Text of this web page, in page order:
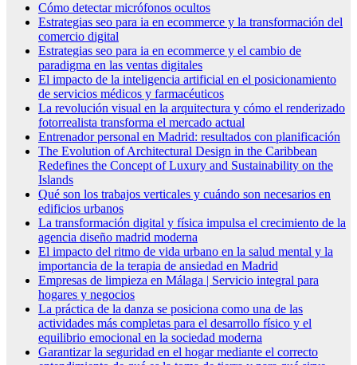
Cómo detectar micrófonos ocultos
Estrategias seo para ia en ecommerce y la transformación del
comercio digital
Estrategias seo para ia en ecommerce y el cambio de
paradigma en las ventas digitales
El impacto de la inteligencia artificial en el posicionamiento
de servicios médicos y farmacéuticos
La revolución visual en la arquitectura y cómo el renderizado
fotorrealista transforma el mercado actual
Entrenador personal en Madrid: resultados con planificación
The Evolution of Architectural Design in the Caribbean
Redefines the Concept of Luxury and Sustainability on the
Islands
Qué son los trabajos verticales y cuándo son necesarios en
edificios urbanos
La transformación digital y física impulsa el crecimiento de la
agencia diseño madrid moderna
El impacto del ritmo de vida urbano en la salud mental y la
importancia de la terapia de ansiedad en Madrid
Empresas de limpieza en Málaga | Servicio integral para
hogares y negocios
La práctica de la danza se posiciona como una de las
actividades más completas para el desarrollo físico y el
equilibrio emocional en la sociedad moderna
Garantizar la seguridad en el hogar mediante el correcto